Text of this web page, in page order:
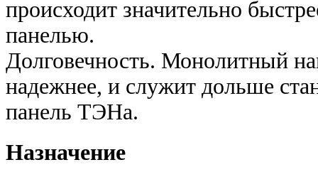
происходит значительно
панелью.
Долговечность. Монолитный
надежнее, и служит дольше
панель ТЭНа.
Назначение